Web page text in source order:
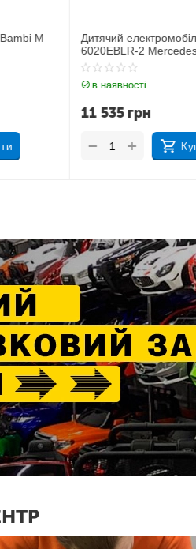
Дитячий електромобіль Bambi M
6020EBLR-2 Mercedes
в наявності
грн
Купити